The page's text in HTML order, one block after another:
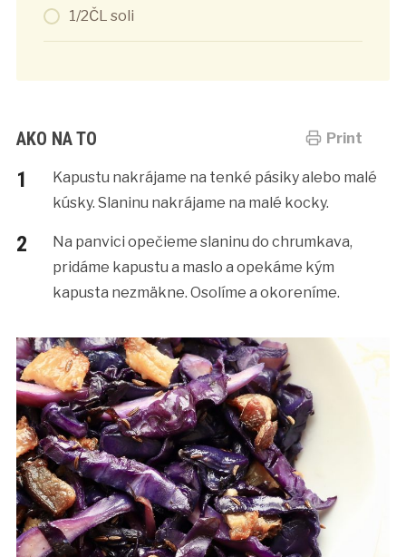
1/2ČL soli
Print
AKO NA TO
Kapustu nakrájame na tenké pásiky alebo malé
kúsky. Slaninu nakrájame na malé kocky.
Na panvici opečieme slaninu do chrumkava,
pridáme kapustu a maslo a opekáme kým
kapusta nezmäkne. Osolíme a okoreníme.